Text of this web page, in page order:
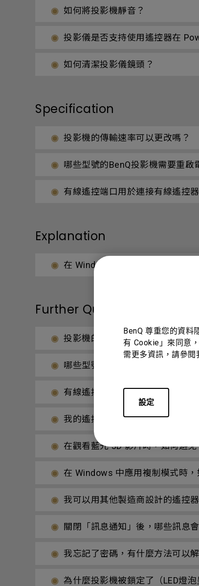
BenQ 尊重您的資料
有 Cookie」來同意
需更多資訊，請參閱
設定
如何將投影機靜音？
投影儀是否支持使用遙控器在
如何清潔投影儀鏡頭？
Specification
投影機的傳輸速率可以更改嗎？
哪些型號的BenQ投影機需要重啟
有線遙控端口用於連接有線遙控
Explanation
在 Windows 中應用複制模式時，
Further Query
投影機的傳輸速率可以更改嗎？
哪些型號的BenQ投影機需要重啟
有線遙控端口用於連接有線遙控
我的遙控器無法使用，該如何解決
在觀看藍光 3D 影片時，如何避
在 Windows 中應用複制模式時
我可以用其他製造商設計的遙控
關閉「訊息通知」後，哪些訊息
我忘記了密碼，有什麼方法可以
為什麼投影機被鎖定了（LED燈